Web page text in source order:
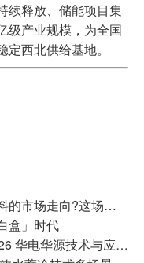
续释放、储能项目集
级产业规模，为全国
西北供给基地。
动力储能供不应求，如何影响新材料的市场走向?这场产业大会有答案
盒」时代
水蓄冷如何补齐长时储能短板？2026 华电华源技术与应用全景盘点.docx